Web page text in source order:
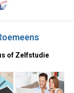
of Zelfstudie